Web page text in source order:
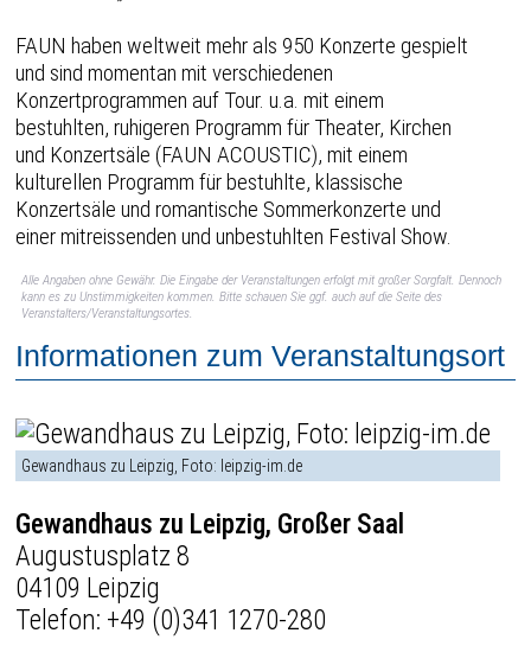
FAUN haben weltweit mehr als 950 Konzerte gespielt
und sind momentan mit verschiedenen
Konzertprogrammen auf Tour. u.a. mit einem
bestuhlten, ruhigeren Programm für Theater, Kirchen
und Konzertsäle (FAUN ACOUSTIC), mit einem
kulturellen Programm für bestuhlte, klassische
Konzertsäle und romantische Sommerkonzerte und
einer mitreissenden und unbestuhlten Festival Show.
Alle Angaben ohne Gewähr. Die Eingabe der Veranstaltungen erfolgt mit großer Sorgfalt. Dennoch
kann es zu Unstimmigkeiten kommen. Bitte schauen Sie ggf. auch auf die Seite des
Veranstalters/Veranstaltungsortes.
Informationen zum Veranstaltungsort
Gewandhaus zu Leipzig, Foto: leipzig-im.de
Gewandhaus zu Leipzig, Großer Saal
Augustusplatz 8
04109 Leipzig
Telefon: +49 (0)341 1270-280